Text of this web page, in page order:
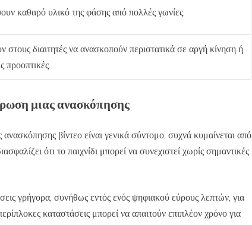
καθαρό υλικό της φάσης από πολλές γωνίες.
στους διαιτητές να ανασκοπούν περιστατικά σε αργή κίνηση ή
προοπτικές.
μιας ανασκόπησης
βίντεο είναι γενικά σύντομο, συχνά κυμαίνεται από
ότι το παιχνίδι μπορεί να συνεχιστεί χωρίς σημαντικές
γρήγορα, συνήθως εντός ενός ψηφιακού εύρους λεπτών, για
καταστάσεις μπορεί να απαιτούν επιπλέον χρόνο για